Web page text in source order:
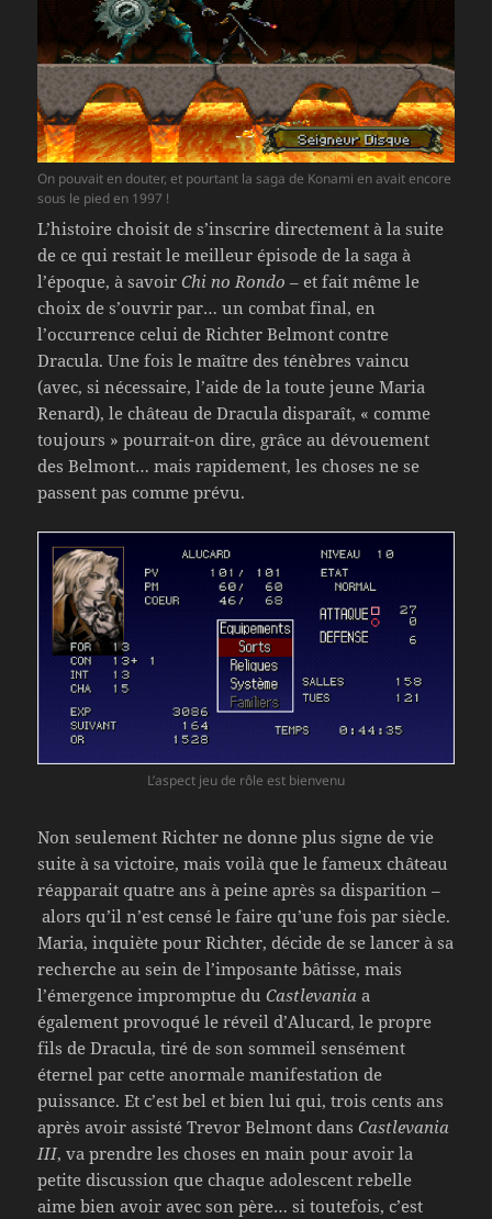
On pouvait en douter, et pourtant la saga de Konami en avait encore
sous le pied en 1997 !
L’histoire choisit de s’inscrire directement à la suite
de ce qui restait le meilleur épisode de la saga à
l’époque, à savoirChi no Rondo – et fait même le
choix de s’ouvrir par… un combat final, en
l’occurrence celui de Richter Belmont contre
Dracula. Une fois le maître des ténèbres vaincu
(avec, si nécessaire, l’aide de la toute jeune Maria
Renard), le château de Dracula disparaît, « comme
toujours » pourrait-on dire, grâce au dévouement
des Belmont… mais rapidement, les choses ne se
passent pas comme prévu.
L’aspect jeu de rôle est bienvenu
Non seulement Richter ne donne plus signe de vie
suite à sa victoire, mais voilà que le fameux château
réapparait quatre ans à peine après sa disparition –
alors qu’il n’est censé le faire qu’une fois par siècle.
Maria, inquiète pour Richter, décide de se lancer à sa
recherche au sein de l’imposante bâtisse, mais
l’émergence impromptue duCastlevania a
également provoqué le réveil d’Alucard, le propre
fils de Dracula, tiré de son sommeil sensément
éternel par cette anormale manifestation de
puissance. Et c’est bel et bien lui qui, trois cents ans
après avoir assisté Trevor Belmont dansCastlevania
III, va prendre les choses en main pour avoir la
petite discussion que chaque adolescent rebelle
aime bien avoir avec son père… si toutefois, c’est